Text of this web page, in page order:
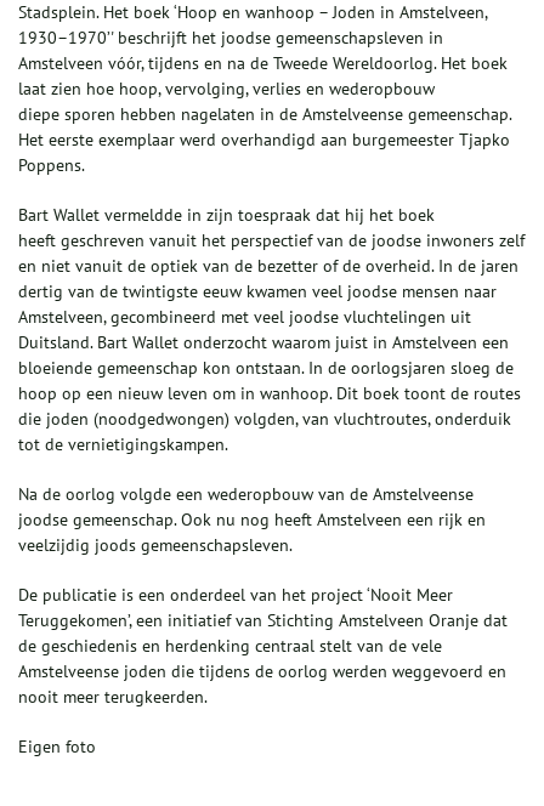
Stadsplein. Het boek ‘Hoop en wanhoop – Joden in Amstelveen,
1930–1970’' beschrijft het joodse gemeenschapsleven in
Amstelveen vóór, tijdens en na de Tweede Wereldoorlog. Het boek
laat zien hoe hoop, vervolging, verlies en wederopbouw
diepe sporen hebben nagelaten in de Amstelveense gemeenschap.
Het eerste exemplaar werd overhandigd aan burgemeester Tjapko
Poppens.
Bart Wallet vermeldde in zijn toespraak dat hij het boek
heeft geschreven vanuit het perspectief van de joodse inwoners zelf
en niet vanuit de optiek van de bezetter of de overheid. In de jaren
dertig van de twintigste eeuw kwamen veel joodse mensen naar
Amstelveen, gecombineerd met veel joodse vluchtelingen uit
Duitsland. Bart Wallet onderzocht waarom juist in Amstelveen een
bloeiende gemeenschap kon ontstaan. In de oorlogsjaren sloeg de
hoop op een nieuw leven om in wanhoop. Dit boek toont de routes
die joden (noodgedwongen) volgden, van vluchtroutes, onderduik
tot de vernietigingskampen.
Na de oorlog volgde een wederopbouw van de Amstelveense
joodse gemeenschap. Ook nu nog heeft Amstelveen een rijk en
veelzijdig joods gemeenschapsleven.
De publicatie is een onderdeel van het project ‘Nooit Meer
Teruggekomen’, een initiatief van Stichting Amstelveen Oranje dat
de geschiedenis en herdenking centraal stelt van de vele
Amstelveense joden die tijdens de oorlog werden weggevoerd en
nooit meer terugkeerden.
Eigen foto